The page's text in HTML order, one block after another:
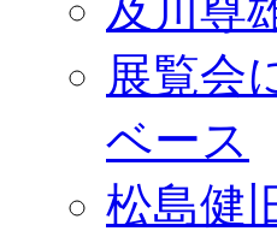
展覧会
ベース
松島健